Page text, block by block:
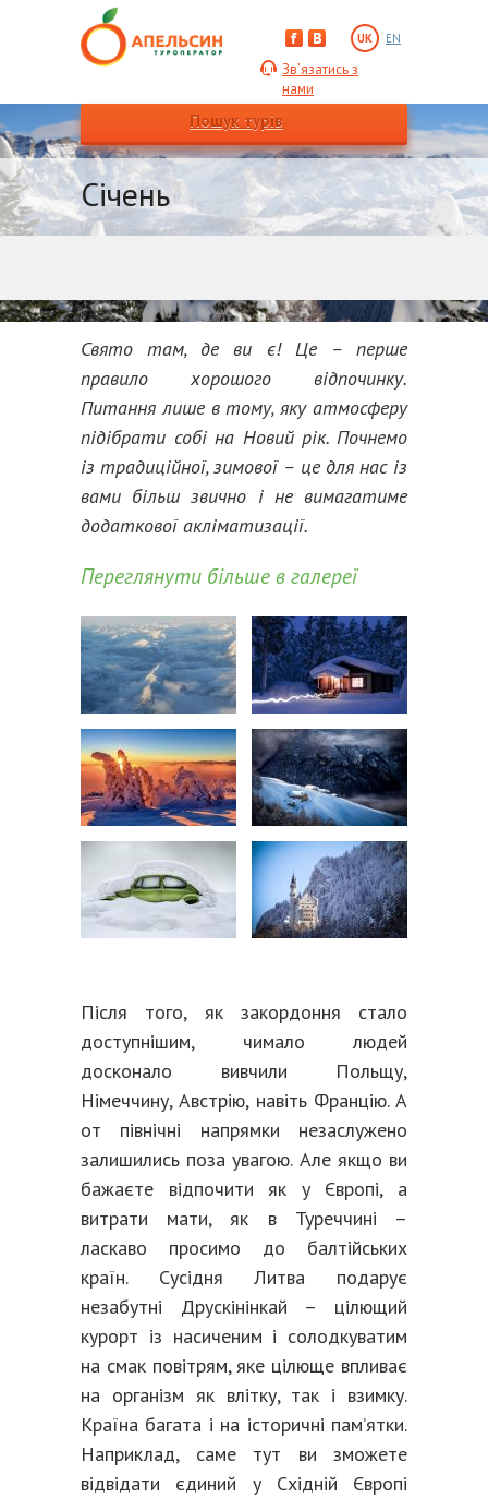
Зв’язатись з
нами
UK EN
Пошук турів
Січень
Свято там, де ви є! Це – перше
правило хорошого відпочинку.
Питання лише в тому, яку атмосферу
підібрати собі на Новий рік. Почнемо
із традиційної, зимової – це для нас із
вами більш звично і не вимагатиме
додаткової акліматизації.
Переглянути більше в галереї
Після того, як закордоння стало
доступнішим, чимало людей
досконало вивчили Польщу,
Німеччину, Австрію, навіть Францію. А
от північні напрямки незаслужено
залишились поза увагою. Але якщо ви
бажаєте відпочити як у Європі, а
витрати мати, як в Туреччині –
ласкаво просимо до балтійських
країн. Сусідня Литва подарує
незабутні Друскінінкай – цілющий
курорт із насиченим і солодкуватим
на смак повітрям, яке цілюще впливає
на організм як влітку, так і взимку.
Країна багата і на історичні пам’ятки.
Наприклад, саме тут ви зможете
відвідати єдиний у Східній Європі